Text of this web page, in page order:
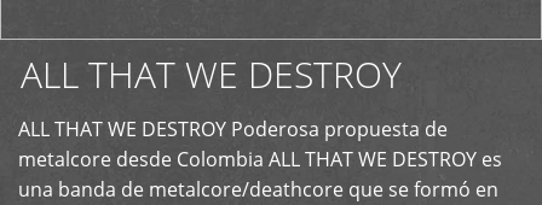
ALL THAT WE DESTROY
ALL THAT WE DESTROY Poderosa propuesta de
metalcore desde Colombia ALL THAT WE DESTROY es
una banda de metalcore/deathcore que se formó en